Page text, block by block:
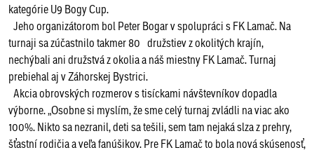
kategórie U9 Bogy Cup.
Jeho organizátorom bol Peter Bogar v spolupráci s FK Lamač. Na
turnaji sa zúčastnilo takmer 80 družstiev z okolitých krajín,
nechýbali ani družstvá z okolia a náš miestny FK Lamač. Turnaj
prebiehal aj v Záhorskej Bystrici.
Akcia obrovských rozmerov s tisíckami návštevníkov dopadla
výborne. „Osobne si myslím, že sme celý turnaj zvládli na viac ako
100%. Nikto sa nezranil, deti sa tešili, sem tam nejaká slza z prehry,
šťastní rodičia a veľa fanúšikov. Pre FK Lamač to bola nová skúsenosť,